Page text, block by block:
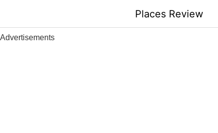
content
Places Review
Advertisements